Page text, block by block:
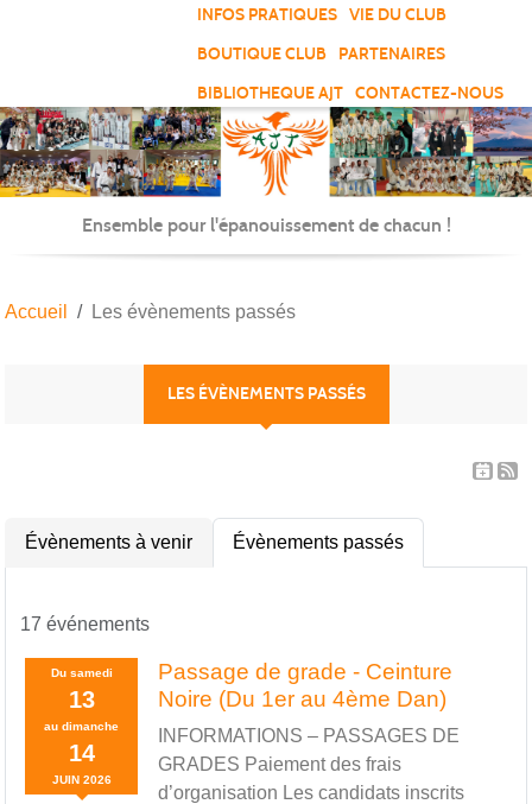
INFOS PRATIQUES
VIE DU CLUB
BOUTIQUE CLUB
PARTENAIRES
BIBLIOTHEQUE AJT
CONTACTEZ-NOUS
Ensemble pour l'épanouissement de chacun !
Accueil Les évènements passés
LES ÉVÈNEMENTS PASSÉS
Évènements à venir Évènements passés
17 événements
Du samedi
13
audimanche
14
JUIN 2026
Passage de grade - Ceinture
Noire (Du 1er au 4ème Dan)
INFORMATIONS – PASSAGES DE
GRADES Paiement des frais
d’organisation Les candidats inscrits
Panneau de gestion des cookies